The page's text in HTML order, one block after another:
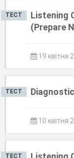
ТЕСТ
Listening
(Prepare
19 квітня
ТЕСТ
10 квітня
ТЕСТ